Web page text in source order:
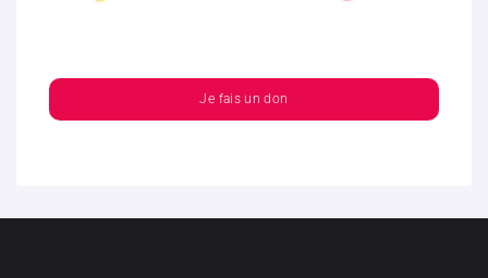
Je fais un don